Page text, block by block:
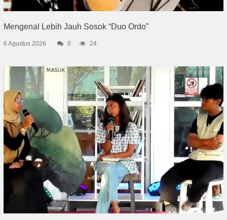
Mengenal Lebih Jauh Sosok “Duo Ordo”
6 Agustus 2026 0 24